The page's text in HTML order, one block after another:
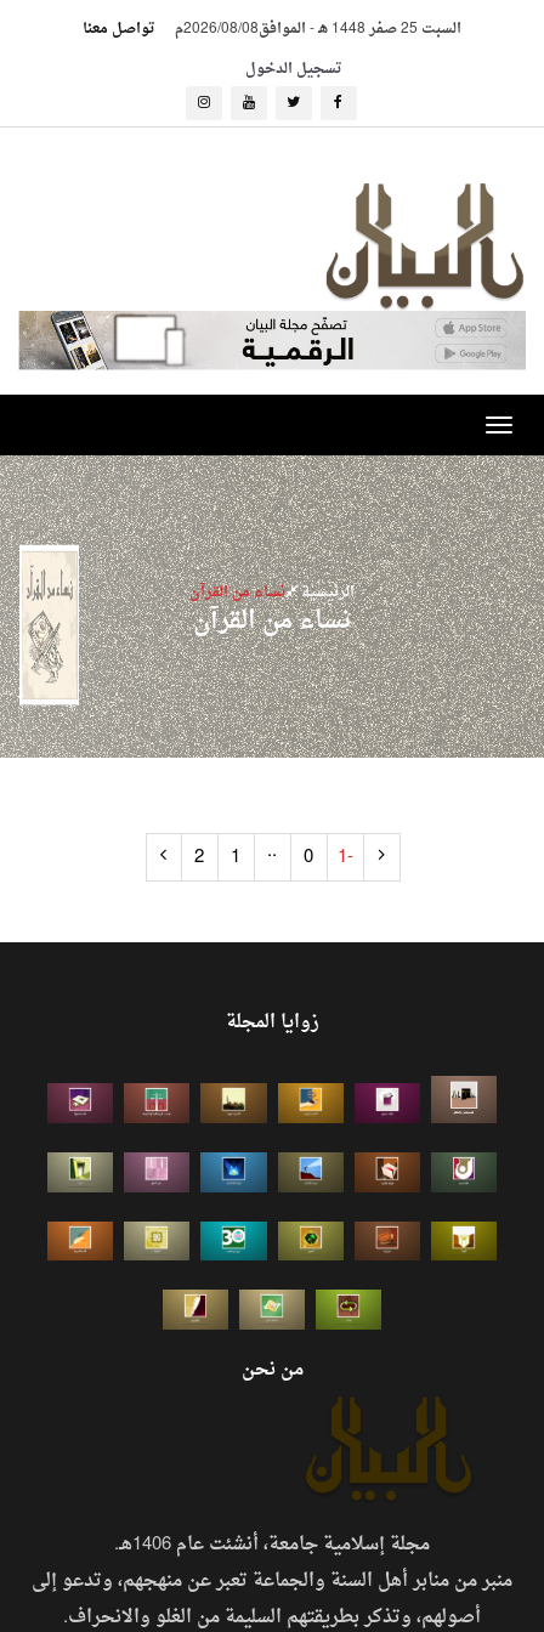
السبت 25 صفر 1448 هـ -الموافق2026/08/08م
تواصل معنا
تسجيل الدخول
Toggle
navigation
الرئيسية نساء من القرآن
نساء من القرآن
-1
0
..
1
2
زوايا المجلة
من نحن
مجلة إسلامية جامعة، أنشئت عام 1406هـ.
منبر من منابر أهل السنة والجماعة تعبر عن منهجهم، وتدعو إلى
أصولهم، وتذكر بطريقتهم السليمة من الغلو والانحراف.